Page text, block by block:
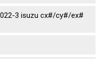
3 isuzu cx#/cy#/ex#